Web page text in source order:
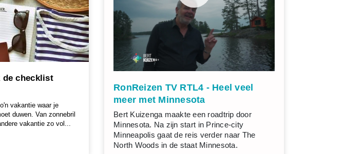
checklist
vakantie waar je
duwen. Van zonnebril
vakantie zo vol...
RonReizen TV RTL4 - Heel veel
meer met Minnesota
Bert Kuizenga maakte een roadtrip door
Minnesota. Na zijn start in Prince-city
Minneapolis gaat de reis verder naar The
North Woods in de staat Minnesota.